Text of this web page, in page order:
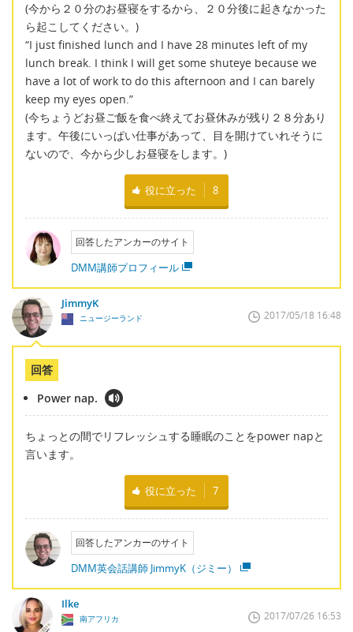
(今から２０分のお昼寝をするから、２０分後に起きなかった
ら起こしてください。)
“I just finished lunch and I have 28 minutes left of my
lunch break. I think I will get some shuteye because we
have a lot of work to do this afternoon and I can barely
keep my eyes open.”
(今ちょうどお昼ご飯を食べ終えてお昼休みが残り２８分あり
ます。午後にいっぱい仕事があって、目を開けていれそうに
ないので、今から少しお昼寝をします。)
役に立った 8
回答したアンカーのサイト
DMM講師プロフィール
JimmyK
ニュージーランド 2017/05/18 16:48
回答
Power nap.
ちょっとの間でリフレッシュする睡眠のことをpower napと
言います。
役に立った 7
回答したアンカーのサイト
DMM英会話講師 JimmyK（ジミー）
Ilke
南アフリカ 2017/07/26 16:53